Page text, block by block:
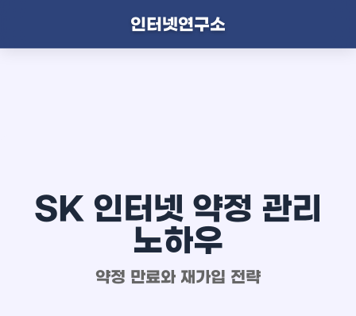
인터넷연구소
SK 인터넷 약정 관리
노하우
약정 만료와 재가입 전략